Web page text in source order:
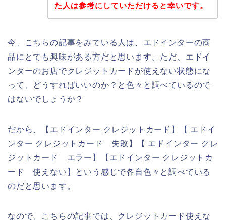
た人は参考にしていただけると幸いです。
今、こちらの記事をみている人は、エドインターの商
品にとても興味がある方だと思います。ただ、エドイ
ンターのお店でクレジットカードが使えない状態にな
って、どうすればいいのか？と色々と調べているので
はないでしょうか？
だから、【エドインター クレジットカード】【 エドイ
ンター クレジットカード 失敗】【 エドインター クレ
ジットカード エラー】【エドインター クレジットカ
ード 使えない】という感じで各自色々と調べている
のだと思います。
なので、こちらの記事では、クレジットカード使えな